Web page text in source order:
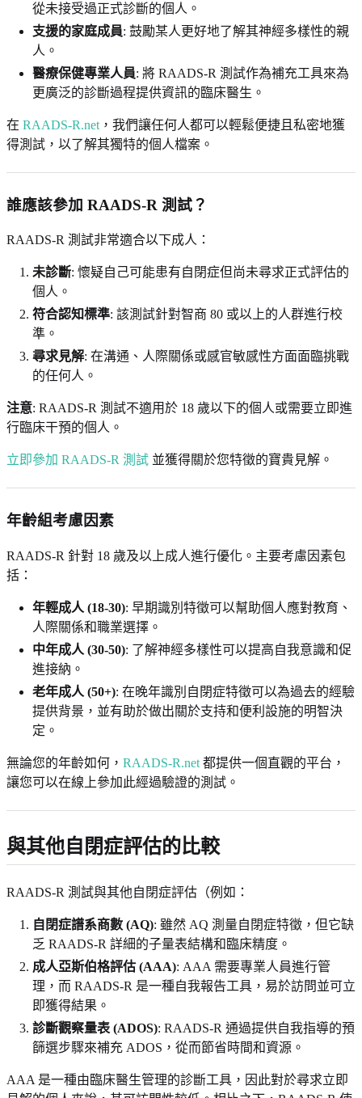
從未接受過正式診斷的個人。
支援的家庭成員: 鼓勵某人更好地了解其神經多樣性的親
人。
醫療保健專業人員: 將 RAADS-R 測試作為補充工具來為
更廣泛的診斷過程提供資訊的臨床醫生。
在 RAADS-R.net ，我們讓任何人都可以輕鬆便捷且私密地獲
得測試，以了解其獨特的個人檔案。
誰應該參加 RAADS-R 測試？
RAADS-R 測試非常適合以下成人：
未診斷: 懷疑自己可能患有自閉症但尚未尋求正式評估的
個人。
符合認知標準: 該測試針對智商 80 或以上的人群進行校
準。
尋求見解: 在溝通、人際關係或感官敏感性方面面臨挑戰
的任何人。
注意: RAADS-R 測試不適用於 18 歲以下的個人或需要立即進
行臨床干預的個人。
立即參加 RAADS-R 測試 並獲得關於您特徵的寶貴見解。
年齡組考慮因素
RAADS-R 針對 18 歲及以上成人進行優化。主要考慮因素包
括：
年輕成人 (18-30): 早期識別特徵可以幫助個人應對教育、
人際關係和職業選擇。
中年成人 (30-50): 了解神經多樣性可以提高自我意識和促
進接納。
老年成人 (50+): 在晚年識別自閉症特徵可以為過去的經驗
提供背景，並有助於做出關於支持和便利設施的明智決
定。
無論您的年齡如何， RAADS-R.net 都提供一個直觀的平台，
讓您可以在線上參加此經過驗證的測試。
與其他自閉症評估的比較
RAADS-R 測試與其他自閉症評估（例如：
自閉症譜系商數 (AQ): 雖然 AQ 測量自閉症特徵，但它缺
乏 RAADS-R 詳細的子量表結構和臨床精度。
成人亞斯伯格評估 (AAA): AAA 需要專業人員進行管
理，而 RAADS-R 是一種自我報告工具，易於訪問並可立
即獲得結果。
診斷觀察量表 (ADOS): RAADS-R 通過提供自我指導的預
篩選步驟來補充 ADOS，從而節省時間和資源。
AAA 是一種由臨床醫生管理的診斷工具，因此對於尋求立即